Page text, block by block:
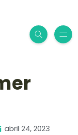
abril 24, 2023